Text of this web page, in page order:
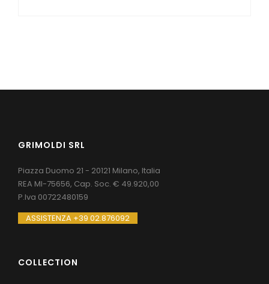
GRIMOLDI SRL
Piazza Duomo 21 - 20121 Milano, Italia
REA MI-75656, Cap. Soc. € 49.920,00
P.Iva 00722480159
ASSISTENZA +39 02.876092
COLLECTION